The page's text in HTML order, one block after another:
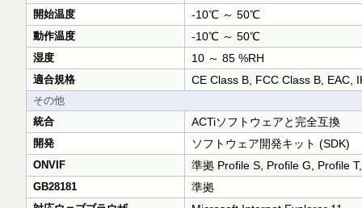
開始温度 -10℃ ～ 50℃
動作温度 -10℃ ～ 50℃
湿度 10 ～ 85 %RH
適合規格 CE Class B, FCC Class B, EAC,
その他
統合
ACTiソフトウェアと完全互換
開発 ソフトウェア開発キット (SDK)
ONVIF 準拠 Profile S, Profile G, Profile
GB28181 準拠